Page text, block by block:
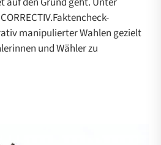
manipulierter Wahlen gezielt
und Wähler zu